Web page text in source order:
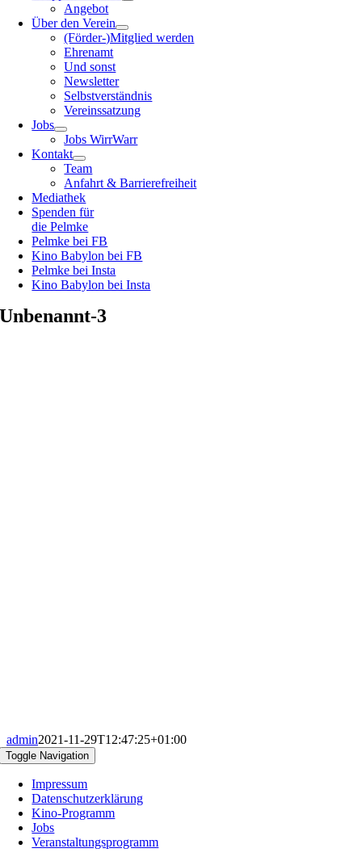
Angebot
Über den Verein
(Förder-)Mitglied werden
Ehrenamt
Und sonst
Newsletter
Selbstverständnis
Vereinssatzung
Jobs
Jobs WirrWarr
Kontakt
Team
Anfahrt & Barrierefreiheit
Mediathek
Spenden für
die Pelmke
Pelmke bei FB
Kino Babylon bei FB
Pelmke bei Insta
Kino Babylon bei Insta
Unbenannt-3
admin2021-11-29T12:47:25+01:00
Toggle Navigation
Impressum
Datenschutzerklärung
Kino-Programm
Jobs
Veranstaltungsprogramm